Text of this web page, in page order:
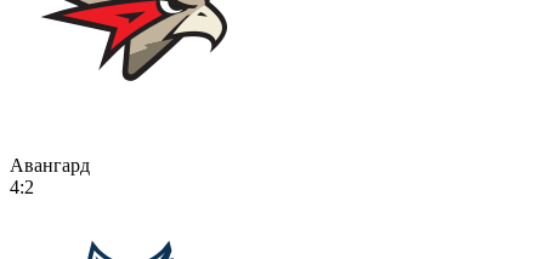
Авангард
4:2